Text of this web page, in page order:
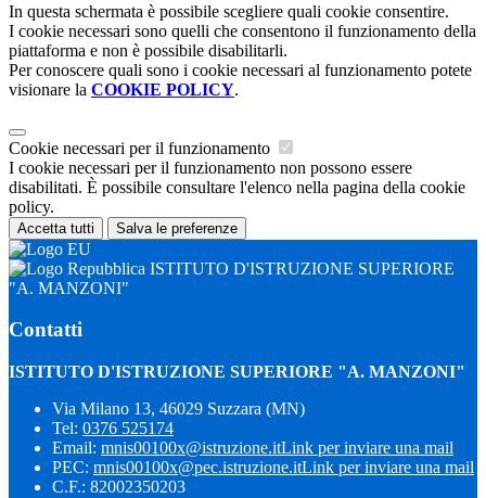
In questa schermata è possibile scegliere quali cookie consentire.
I cookie necessari sono quelli che consentono il funzionamento della
piattaforma e non è possibile disabilitarli.
Per conoscere quali sono i cookie necessari al funzionamento potete
visionare la COOKIE POLICY.
Cookie necessari per il funzionamento
I cookie necessari per il funzionamento non possono essere
disabilitati. È possibile consultare l'elenco nella pagina della cookie
policy.
Accetta tutti Salva le preferenze
ISTITUTO D'ISTRUZIONE SUPERIORE
"A. MANZONI"
Contatti
ISTITUTO D'ISTRUZIONE SUPERIORE "A. MANZONI"
Via Milano 13, 46029 Suzzara (MN)
Tel: 0376 525174
Email: mnis00100x@istruzione.itLink per inviare una mail
PEC: mnis00100x@pec.istruzione.itLink per inviare una mail
C.F.: 82002350203